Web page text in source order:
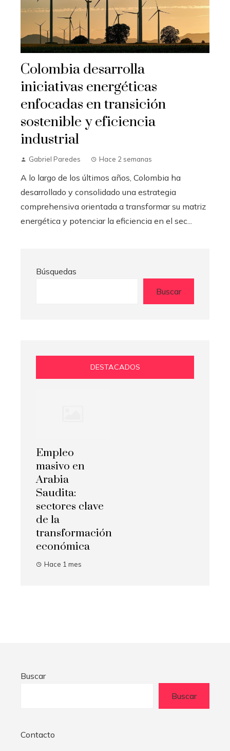
Colombia desarrolla
iniciativas energéticas
enfocadas en transición
sostenible y eficiencia
industrial
Gabriel Paredes Hace 2 semanas
A lo largo de los últimos años, Colombia ha
desarrollado y consolidado una estrategia
comprehensiva orientada a transformar su matriz
energética y potenciar la eficiencia en el sec...
Búsquedas
Buscar
DESTACADOS
Empleo
masivo en
Arabia
Saudita:
sectores clave
de la
transformación
económica
Hace 1 mes
Buscar
Buscar
Contacto